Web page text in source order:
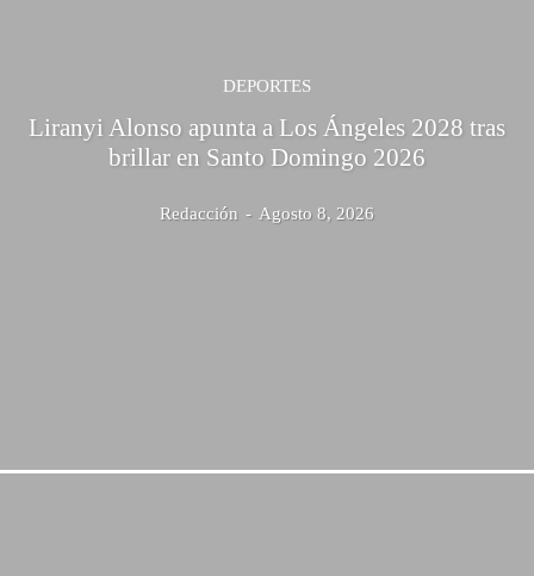
DEPORTES
Liranyi Alonso apunta a Los Ángeles 2028 tras
brillar en Santo Domingo 2026
Redacción - Agosto 8, 2026